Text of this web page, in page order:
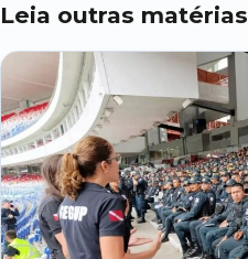
Leia outras matérias